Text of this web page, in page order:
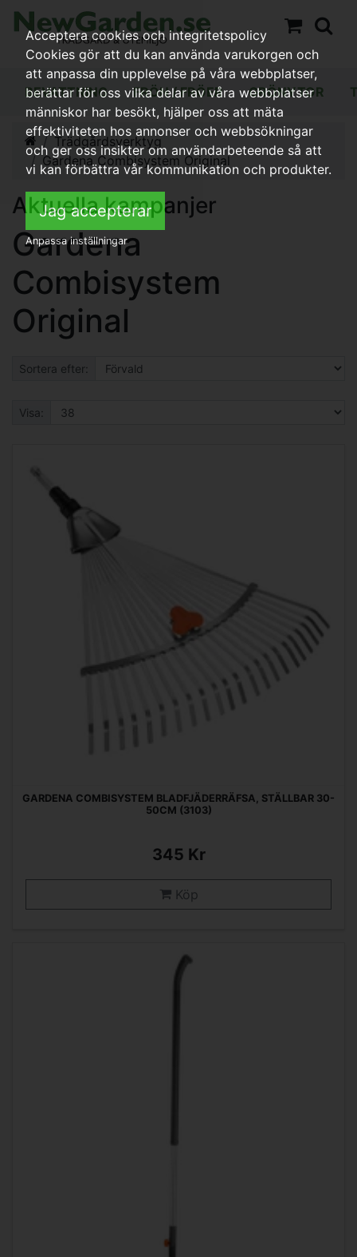
BEVATTNING FRÖN / FRÖER GRÖNYTOR
Trädgårdsverktyg
Gardena Combisystem Original
Aktuella kampanjer
Gardena
Combisystem
Original
Sortera efter:
Visa:
GARDENA COMBISYSTEM BLADFJÄDERRÄFSA, STÄLLBAR 30-
50CM (3103)
345 Kr
Köp
Acceptera cookies och integritetspolicy
Cookies gör att du kan använda varukorgen och
att anpassa din upplevelse på våra webbplatser,
berättar för oss vilka delar av våra webbplatser
människor har besökt, hjälper oss att mäta
effektiviteten hos annonser och webbsökningar
och ger oss insikter om användarbeteende så att
vi kan förbättra vår kommunikation och produkter.
Jag accepterar
Anpassa inställningar